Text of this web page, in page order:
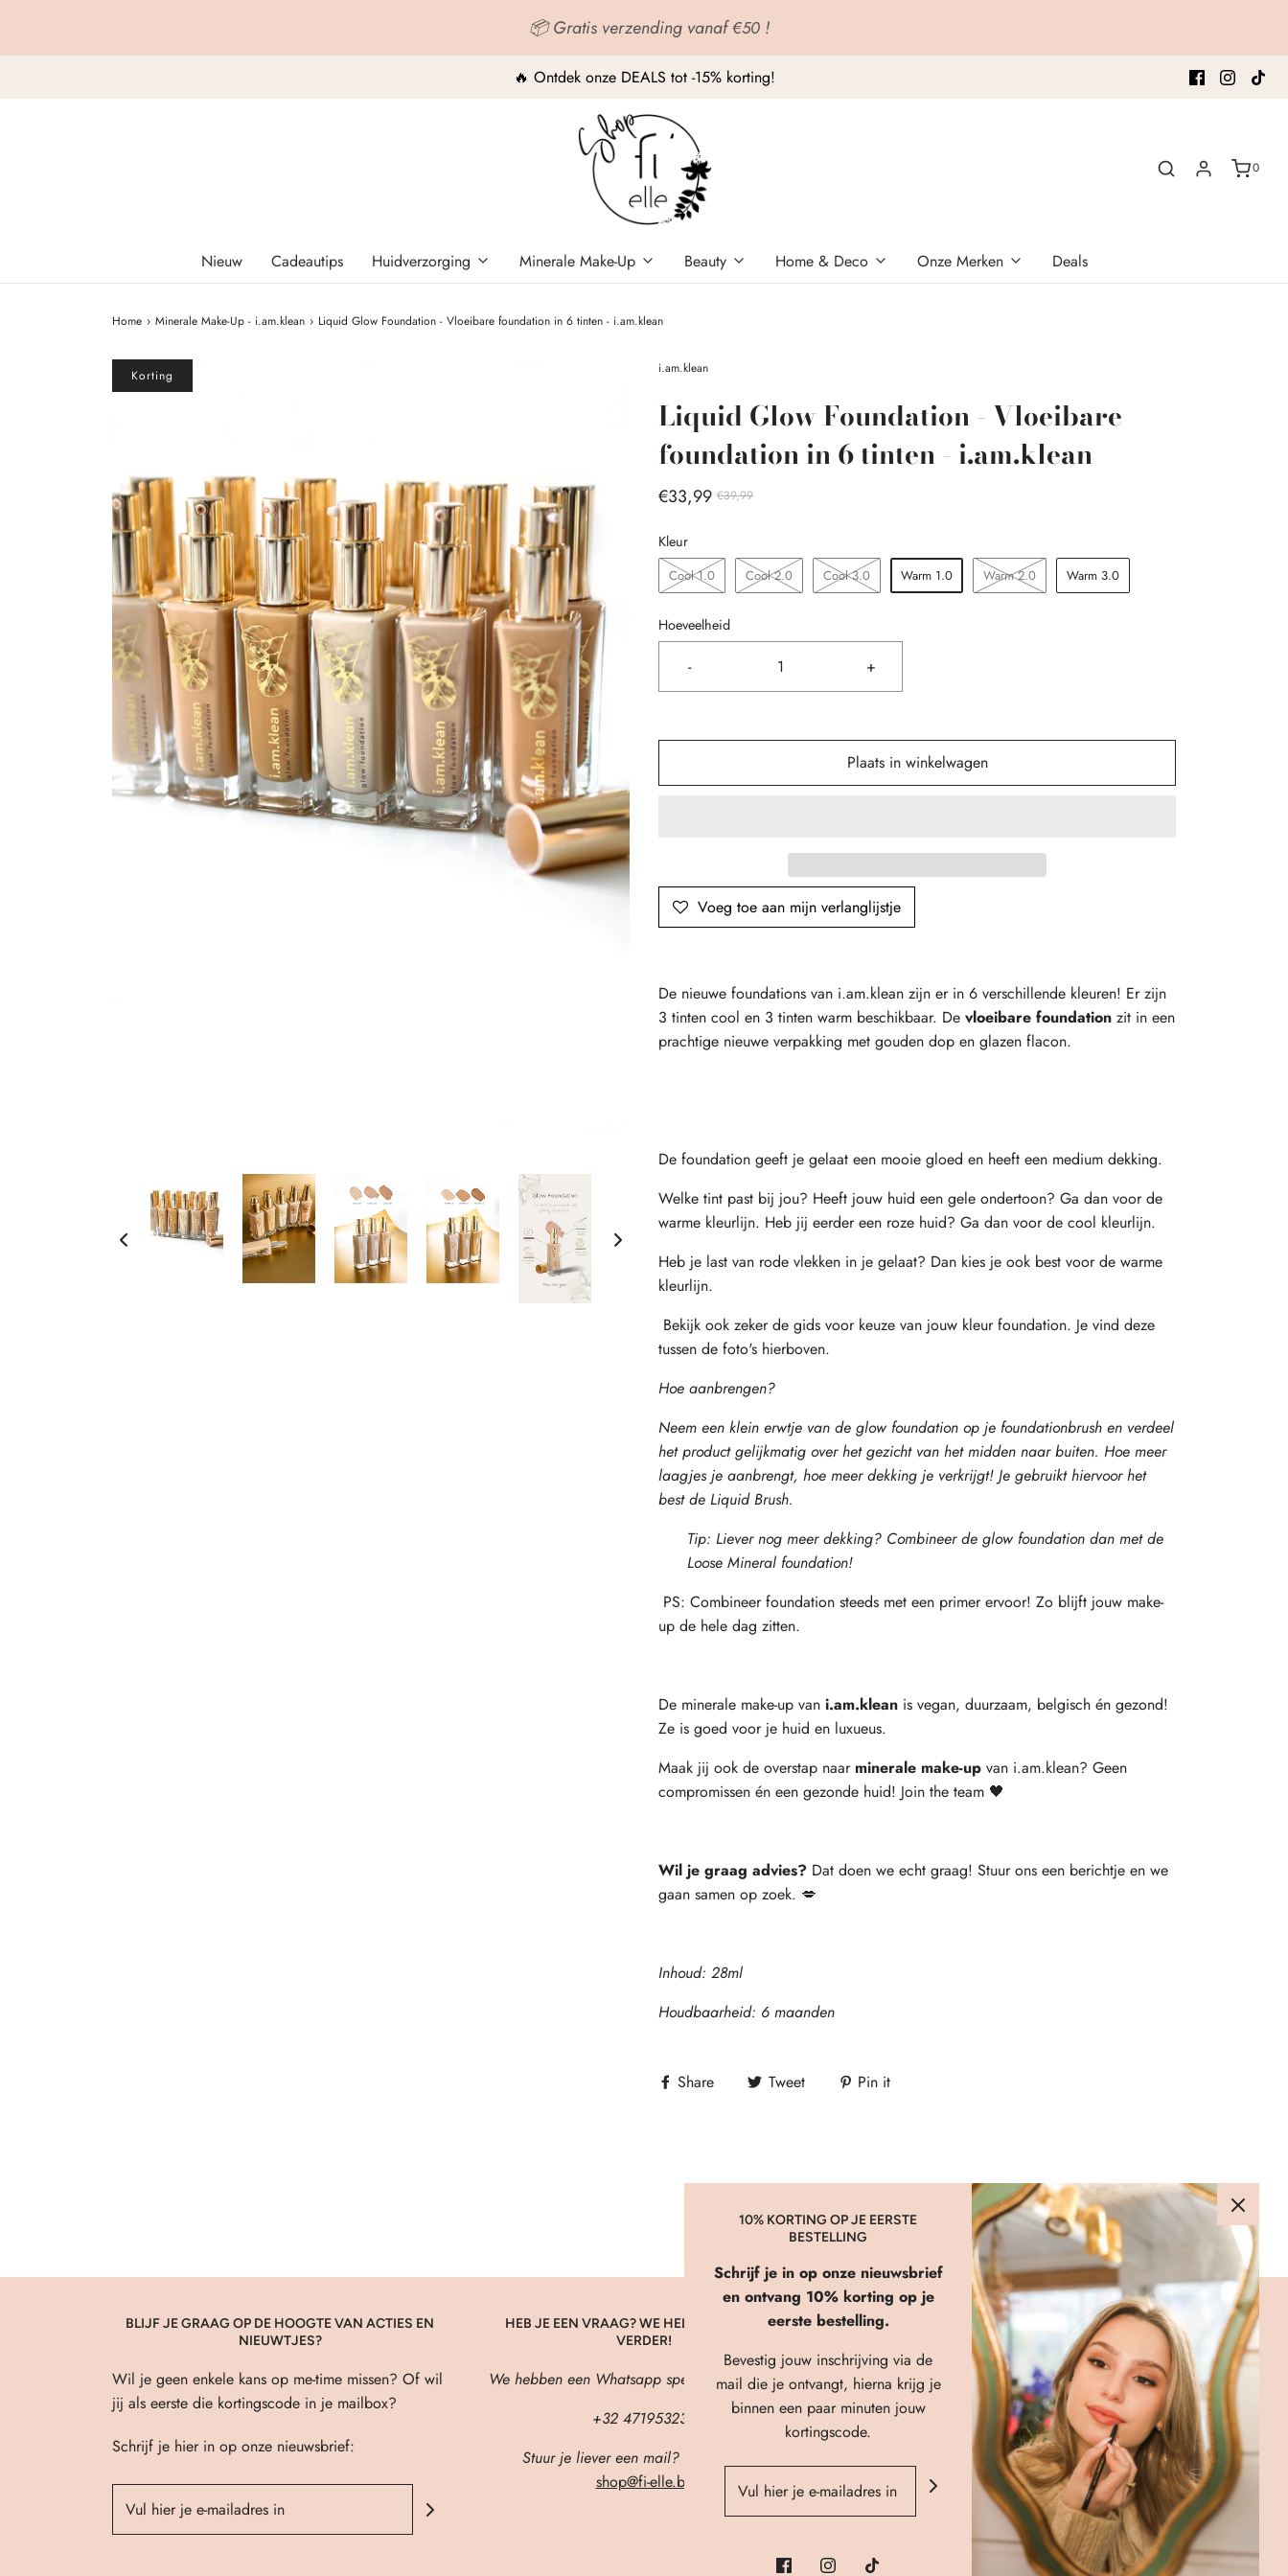
📦 Gratis verzending vanaf €50 !
🔥 Ontdek onze DEALS tot -15% korting!
0
Nieuw Cadeautips Huidverzorging Minerale Make-Up Beauty Home & Deco Onze Merken Deals
Home › Minerale Make-Up - i.am.klean › Liquid Glow Foundation - Vloeibare foundation in 6 tinten - i.am.klean
Korting i.am.klean
Liquid Glow Foundation - Vloeibare
foundation in 6 tinten - i.am.klean
€33,99 €39,99
Kleur
Cool 1.0 Cool 2.0 Cool 3.0 Warm 1.0 Warm 2.0 Warm 3.0
Hoeveelheid
- +
Plaats in winkelwagen
Voeg toe aan mijn verlanglijstje
De nieuwe foundations van i.am.klean zijn er in 6 verschillende kleuren! Er zijn
3 tinten cool en 3 tinten warm beschikbaar. De vloeibare foundation zit in een
prachtige nieuwe verpakking met gouden dop en glazen flacon.
De foundation geeft je gelaat een mooie gloed en heeft een medium dekking.
Welke tint past bij jou? Heeft jouw huid een gele ondertoon? Ga dan voor de
warme kleurlijn. Heb jij eerder een roze huid? Ga dan voor de cool kleurlijn.
Heb je last van rode vlekken in je gelaat? Dan kies je ook best voor de warme
kleurlijn.
Bekijk ook zeker de gids voor keuze van jouw kleur foundation. Je vind deze
tussen de foto's hierboven.
Hoe aanbrengen?
Neem een klein erwtje van de glow foundation op je foundationbrush en verdeel
het product gelijkmatig over het gezicht van het midden naar buiten. Hoe meer
laagjes je aanbrengt, hoe meer dekking je verkrijgt! Je gebruikt hiervoor het
best de Liquid Brush.
Tip: Liever nog meer dekking? Combineer de glow foundation dan met de
Loose Mineral foundation!
PS: Combineer foundation steeds met een primer ervoor! Zo blijft jouw make-
up de hele dag zitten.
De minerale make-up van i.am.klean is vegan, duurzaam, belgisch én gezond!
Ze is goed voor je huid en luxueus.
Maak jij ook de overstap naar minerale make-up van i.am.klean? Geen
compromissen én een gezonde huid! Join the team 🖤
Wil je graag advies? Dat doen we echt graag! Stuur ons een berichtje en we
gaan samen op zoek. 💋
Inhoud: 28ml
Houdbaarheid: 6 maanden
Share Tweet Pin it
BLIJF JE GRAAG OP DE HOOGTE VAN ACTIES EN
NIEUWTJES?
Wil je geen enkele kans op me-time missen? Of wil
jij als eerste die kortingscode in je mailbox?
Schrijf je hier in op onze nieuwsbrief:
HEB JE EEN VRAAG? WE HELPEN JE GRAAG
VERDER!
We hebben een Whatsapp speciaal voor jou! 🖤
+32 471953236
Stuur je liever een mail? Dat kan ook!
shop@fi-elle.be
LINKS
About Us
Verzenden & Retourneren
FAQ
Privacybeleid
Algemene Voorwaarden
Contact
10% KORTING OP JE EERSTE
BESTELLING
Schrijf je in op onze nieuwsbrief
en ontvang 10% korting op je
eerste bestelling.
Bevestig jouw inschrijving via de
mail die je ontvangt, hierna krijg je
binnen een paar minuten jouw
kortingscode.